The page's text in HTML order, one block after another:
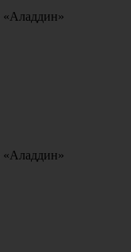
«Аладдин»
«Аладдин»